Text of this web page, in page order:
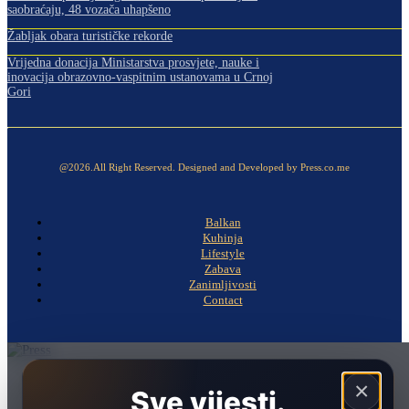
saobraćaju, 48 vozača uhapšeno
Žabljak obara turističke rekorde
Vrijedna donacija Ministarstva prosvjete, nauke i
inovacija obrazovno-vaspitnim ustanovama u Crnoj
Gori
@2026.All Right Reserved. Designed and Developed by Press.co.me
Balkan
Kuhinja
Lifestyle
Zabava
Zanimljivosti
Contact
×